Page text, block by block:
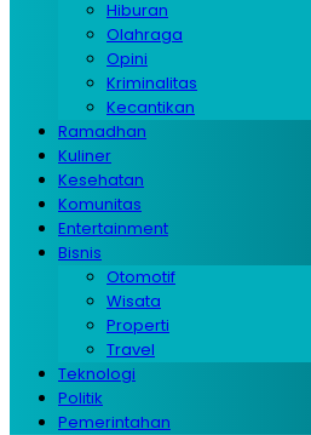
Hiburan
Olahraga
Opini
Kriminalitas
Kecantikan
Ramadhan
Kuliner
Kesehatan
Komunitas
Entertainment
Bisnis
Otomotif
Wisata
Properti
Travel
Teknologi
Politik
Pemerintahan